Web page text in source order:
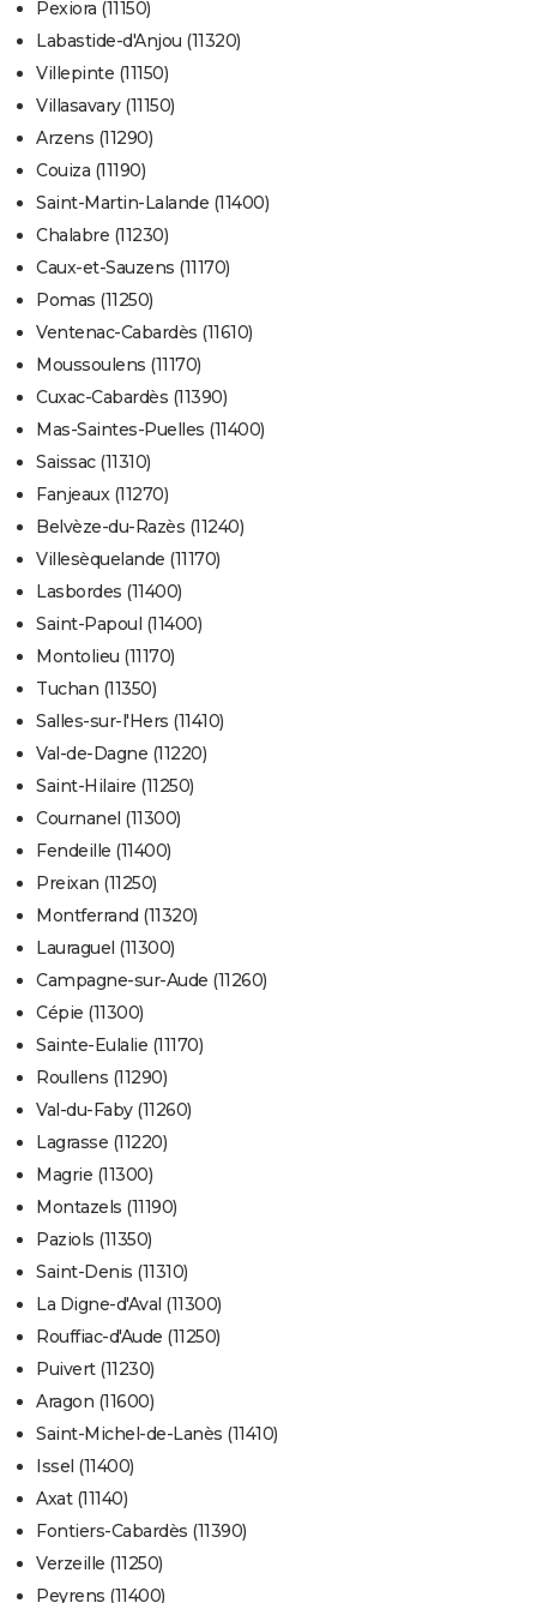
Pexiora (11150)
Labastide-d'Anjou (11320)
Villepinte (11150)
Villasavary (11150)
Arzens (11290)
Couiza (11190)
Saint-Martin-Lalande (11400)
Chalabre (11230)
Caux-et-Sauzens (11170)
Pomas (11250)
Ventenac-Cabardès (11610)
Moussoulens (11170)
Cuxac-Cabardès (11390)
Mas-Saintes-Puelles (11400)
Saissac (11310)
Fanjeaux (11270)
Belvèze-du-Razès (11240)
Villesèquelande (11170)
Lasbordes (11400)
Saint-Papoul (11400)
Montolieu (11170)
Tuchan (11350)
Salles-sur-l'Hers (11410)
Val-de-Dagne (11220)
Saint-Hilaire (11250)
Cournanel (11300)
Fendeille (11400)
Preixan (11250)
Montferrand (11320)
Lauraguel (11300)
Campagne-sur-Aude (11260)
Cépie (11300)
Sainte-Eulalie (11170)
Roullens (11290)
Val-du-Faby (11260)
Lagrasse (11220)
Magrie (11300)
Montazels (11190)
Paziols (11350)
Saint-Denis (11310)
La Digne-d'Aval (11300)
Rouffiac-d'Aude (11250)
Puivert (11230)
Aragon (11600)
Saint-Michel-de-Lanès (11410)
Issel (11400)
Axat (11140)
Fontiers-Cabardès (11390)
Verzeille (11250)
Peyrens (11400)